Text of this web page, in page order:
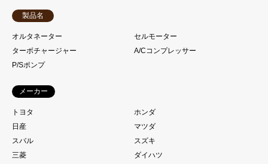
製品名
オルタネーター
セルモーター
ターボチャージャー
A/Cコンプレッサー
P/Sポンプ
メーカー
トヨタ
ホンダ
日産
マツダ
スバル
スズキ
三菱
ダイハツ